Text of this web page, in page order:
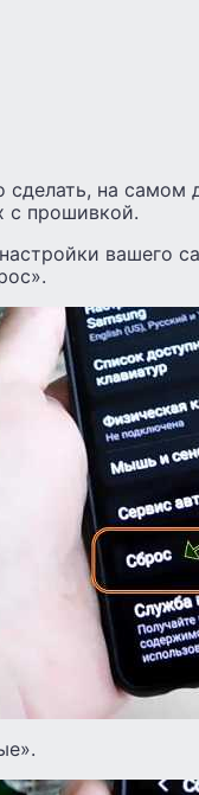
сделать, на самом
с прошивкой.
вашего